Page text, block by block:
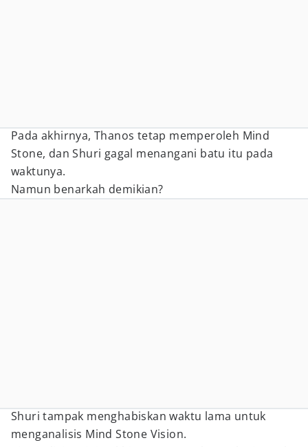
Pada akhirnya, Thanos tetap memperoleh Mind
Stone, dan Shuri gagal menangani batu itu pada
waktunya.
Namun benarkah demikian?
Shuri tampak menghabiskan waktu lama untuk
menganalisis Mind Stone Vision.